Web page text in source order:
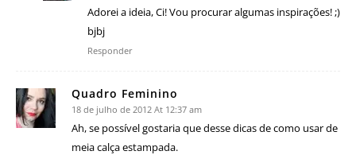
Adorei a ideia, Ci! Vou procurar algumas inspirações! ;)
bjbj
Responder
Quadro Feminino
18 de julho de 2012 At 12:37 am
Ah, se possível gostaria que desse dicas de como usar de
meia calça estampada.